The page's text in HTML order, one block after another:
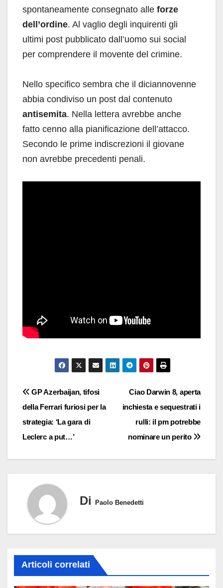
spontaneamente consegnato alle forze
dell’ordine. Al vaglio degli inquirenti gli
ultimi post pubblicato dall’uomo sui social
per comprendere il movente del crimine.
Nello specifico sembra che il diciannovenne
abbia condiviso un post dal contenuto
antisemita. Nella lettera avrebbe anche
fatto cenno alla pianificazione dell’attacco.
Secondo le prime indiscrezioni il giovane
non avrebbe precedenti penali.
Navigazione
articoli
Ciao Darwin 8, aperta
inchiesta e sequestrati i
rulli: il pm potrebbe
nominare un perito
GP Azerbaijan, tifosi
della Ferrari furiosi per la
strategia: ‘La gara di
Leclerc a put…’
Di Paolo Benedetti
Articoli correlati